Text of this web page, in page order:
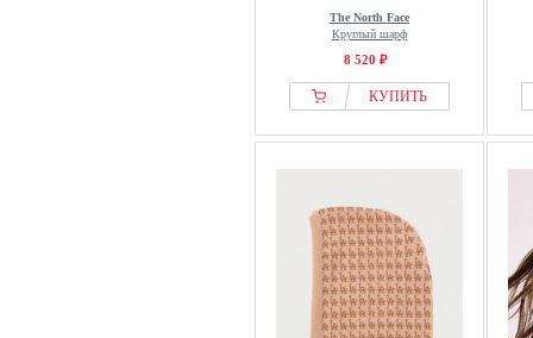
The North Face
Круглый шарф
8 520 ₽
КУПИТЬ